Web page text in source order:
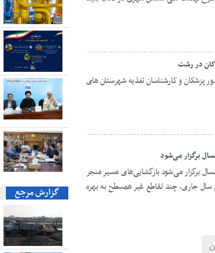
در رشت
پزشکان و کارشناسان تغذیه شهرستان های
برگزار می‌شود
برگزار می‌شود بازگشایی‌های مسیر منجر
جاری، چند تقاطع غیر همسطح به بهره
گزارش مرجع